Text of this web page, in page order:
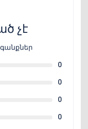
չէ
0
0
0
0